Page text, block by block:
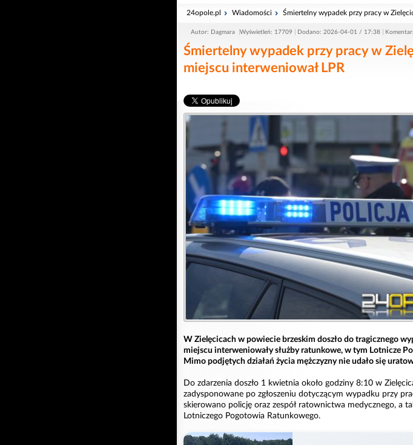
24opole.pl Wiadomości Śmiertelny wypadek przy pracy w
Autor: Dagmara Wyświetleń: 17709 Dodano: 2026-04-01 / 17:38
Śmiertelny wypadek przy pracy w
miejscu interweniował LPR
W Zielęcicach w powiecie brzeskim doszło do tragicznego
miejscu interweniowały służby ratunkowe, w tym Lotnicze
Mimo podjętych działań życia mężczyzny nie udało się
Do zdarzenia doszło 1 kwietnia około godziny 8:10 w
zadysponowane po zgłoszeniu dotyczącym wypadku przy
skierowano policję oraz zespół ratownictwa medycznego, a
Lotniczego Pogotowia Ratunkowego.